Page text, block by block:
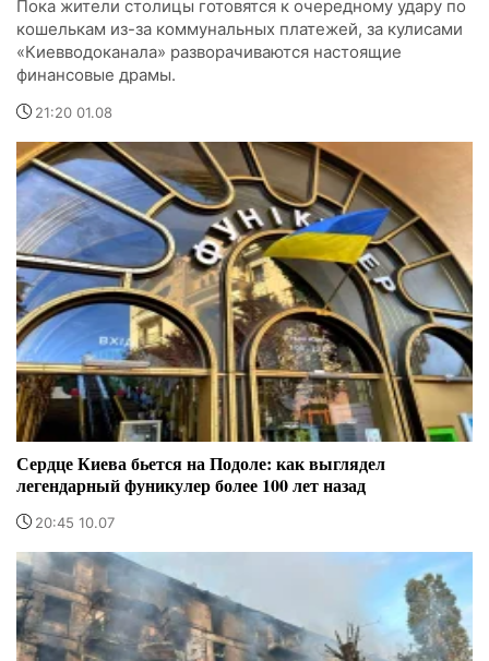
Пока жители столицы готовятся к очередному удару по
кошелькам из-за коммунальных платежей, за кулисами
«Киевводоканала» разворачиваются настоящие
финансовые драмы.
21:20 01.08
Сердце Киева бьется на Подоле: как выглядел
легендарный фуникулер более 100 лет назад
20:45 10.07